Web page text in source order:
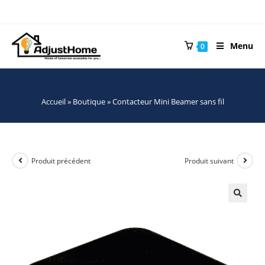
0 Menu
Accueil» Boutique»Contacteur Mini Beamer sans fil
Produit précédent Produit suivant